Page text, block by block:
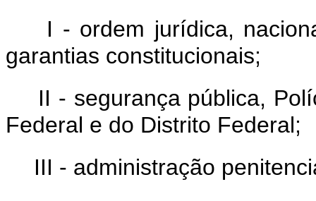
I - ordem jurídica,
garantias constitucionais;
II - segurança pública,
Federal e do Distrito Federal;
III - administração